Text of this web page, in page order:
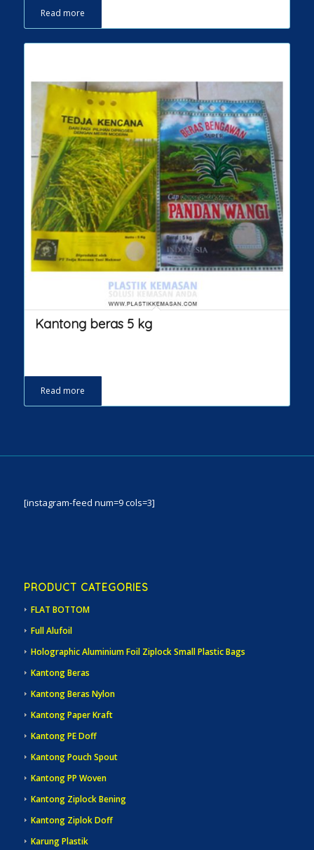
Read more
Kantong beras 5 kg
Read more
[instagram-feed num=9 cols=3]
PRODUCT CATEGORIES
FLAT BOTTOM
Full Alufoil
Holographic Aluminium Foil Ziplock Small Plastic Bags
Kantong Beras
Kantong Beras Nylon
Kantong Paper Kraft
Kantong PE Doff
Kantong Pouch Spout
Kantong PP Woven
Kantong Ziplock Bening
Kantong Ziplok Doff
Karung Plastik